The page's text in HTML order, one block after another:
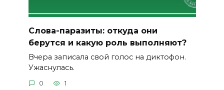
Слова-паразиты: откуда они
берутся и какую роль выполняют?
Вчера записала свой голос на диктофон.
Ужаснулась.
0 1